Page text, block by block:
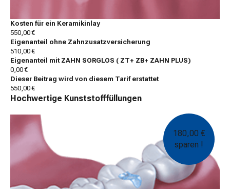
Kosten für ein Keramikinlay
550,00 €
Eigenanteil ohne Zahnzusatzversicherung
510,00 €
Eigenanteil mit ZAHN SORGLOS ( ZT+ ZB+ ZAHN PLUS)
0,00 €
Dieser Beitrag wird von diesem Tarif erstattet
550,00 €
Hochwertige Kunststofffüllungen
180,00 €
sparen !